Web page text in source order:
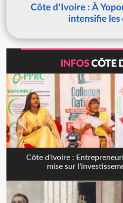
Côte d'Ivoire : À
intensifie les
INFOSCÔTE
Côte d'Ivoire :
mise sur